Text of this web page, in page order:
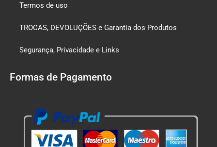
Termos de uso
TROCAS, DEVOLUÇÕES e Garantia dos Produtos
Segurança, Privacidade e Links
Formas de Pagamento